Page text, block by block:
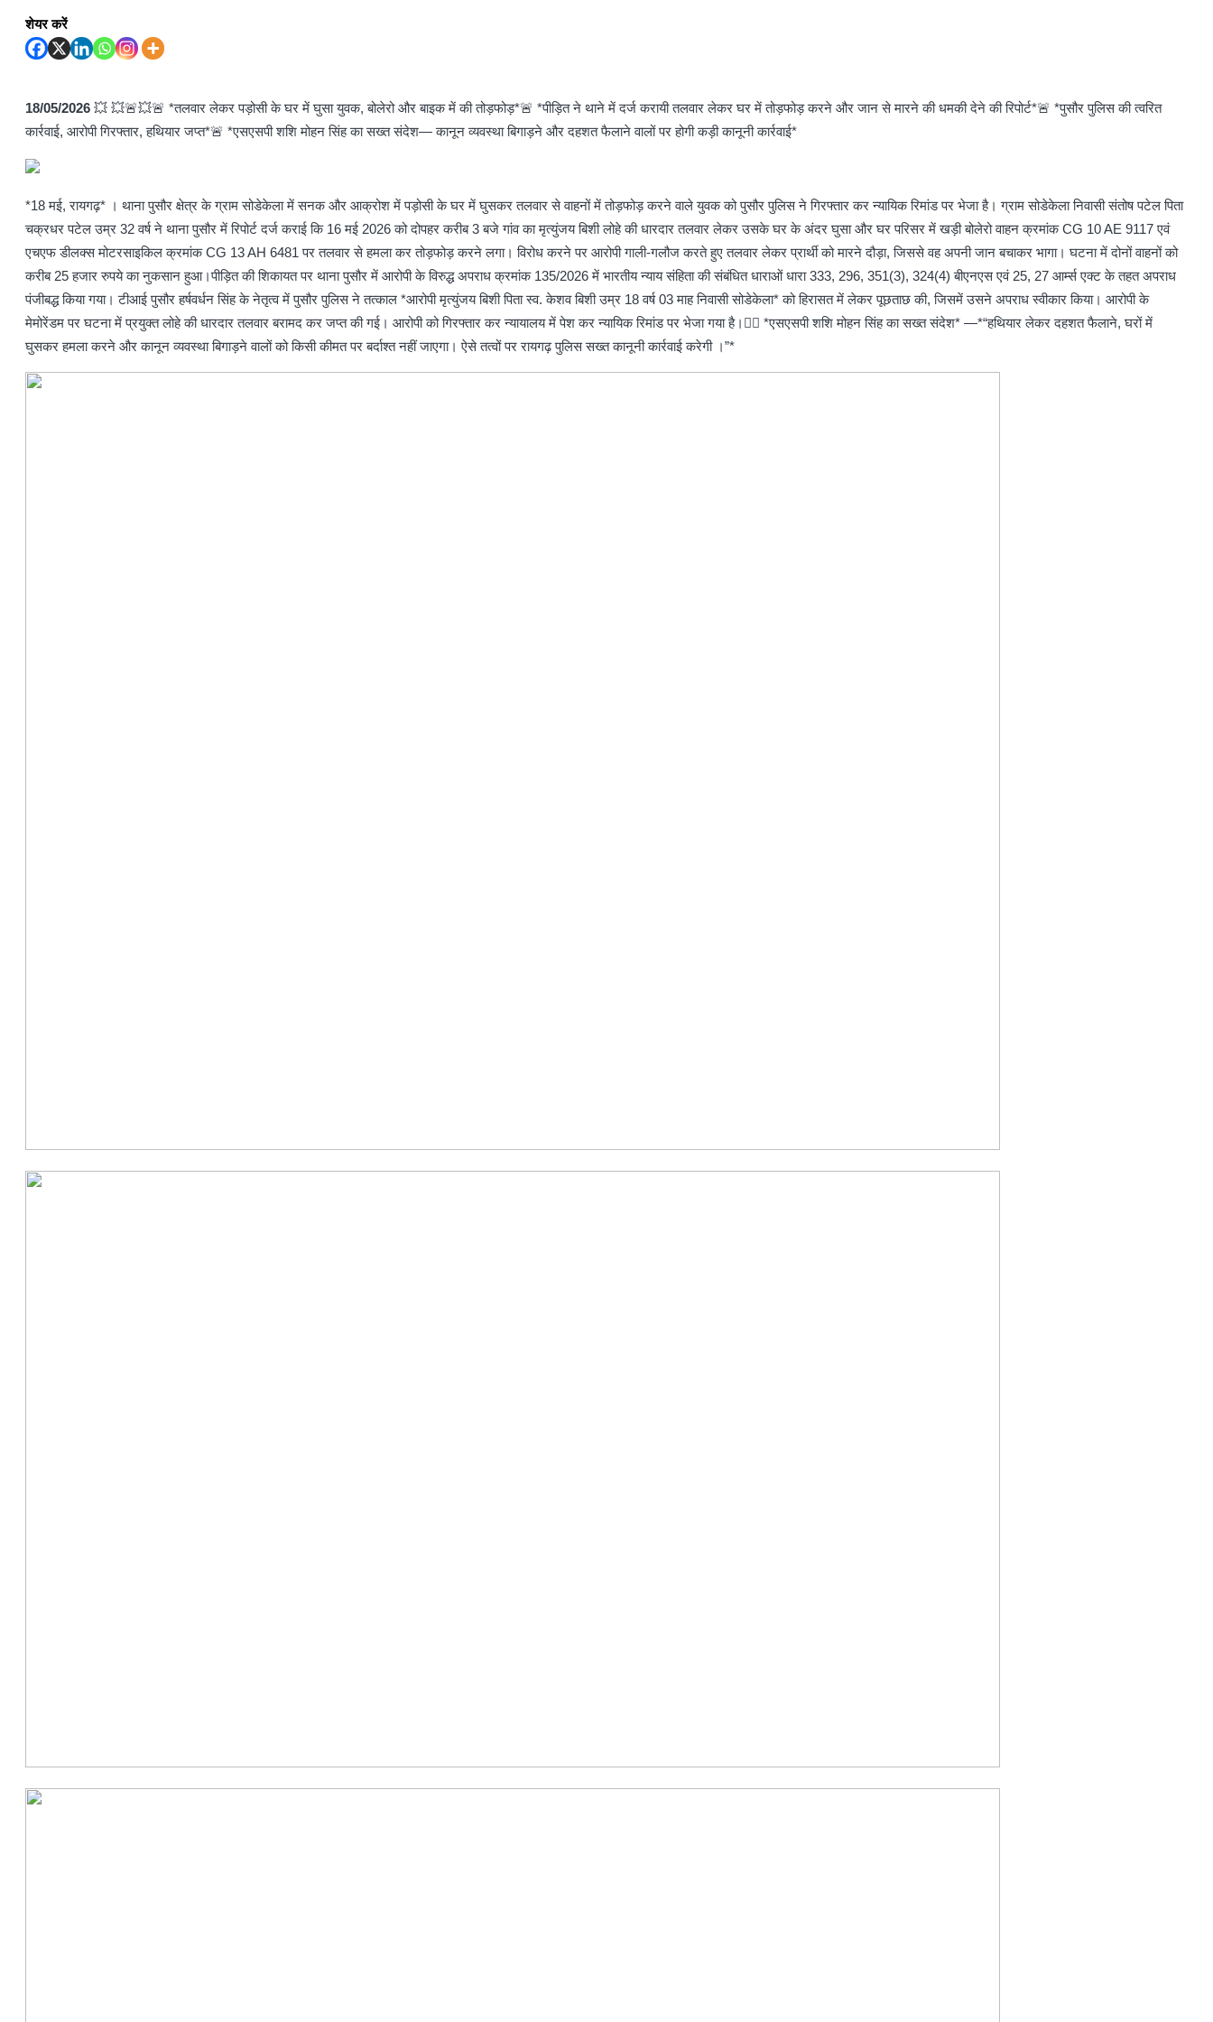
शेयर करें
18/05/2026 💥 💥🚨💥🚨 *तलवार लेकर पड़ोसी के घर में घुसा युवक, बोलेरो और बाइक में की तोड़फोड़*🚨 *पीड़ित ने थाने में दर्ज करायी तलवार लेकर घर में तोड़फोड़ करने और जान से मारने की धमकी देने की रिपोर्ट*🚨 *पुसौर पुलिस की त्वरित
कार्रवाई, आरोपी गिरफ्तार, हथियार जप्त*🚨 *एसएसपी शशि मोहन सिंह का सख्त संदेश— कानून व्यवस्था बिगाड़ने और दहशत फैलाने वालों पर होगी कड़ी कानूनी कार्रवाई*
*18 मई, रायगढ़* । थाना पुसौर क्षेत्र के ग्राम सोडेकेला में सनक और आक्रोश में पड़ोसी के घर में घुसकर तलवार से वाहनों में तोड़फोड़ करने वाले युवक को पुसौर पुलिस ने गिरफ्तार कर न्यायिक रिमांड पर भेजा है। ग्राम सोडेकेला निवासी संतोष पटेल पिता
चक्रधर पटेल उम्र 32 वर्ष ने थाना पुसौर में रिपोर्ट दर्ज कराई कि 16 मई 2026 को दोपहर करीब 3 बजे गांव का मृत्युंजय बिशी लोहे की धारदार तलवार लेकर उसके घर के अंदर घुसा और घर परिसर में खड़ी बोलेरो वाहन क्रमांक CG 10 AE 9117 एवं
एचएफ डीलक्स मोटरसाइकिल क्रमांक CG 13 AH 6481 पर तलवार से हमला कर तोड़फोड़ करने लगा। विरोध करने पर आरोपी गाली-गलौज करते हुए तलवार लेकर प्रार्थी को मारने दौड़ा, जिससे वह अपनी जान बचाकर भागा। घटना में दोनों वाहनों को
करीब 25 हजार रुपये का नुकसान हुआ।पीड़ित की शिकायत पर थाना पुसौर में आरोपी के विरुद्ध अपराध क्रमांक 135/2026 में भारतीय न्याय संहिता की संबंधित धाराओं धारा 333, 296, 351(3), 324(4) बीएनएस एवं 25, 27 आर्म्स एक्ट के तहत अपराध
पंजीबद्ध किया गया। टीआई पुसौर हर्षवर्धन सिंह के नेतृत्व में पुसौर पुलिस ने तत्काल *आरोपी मृत्युंजय बिशी पिता स्व. केशव बिशी उम्र 18 वर्ष 03 माह निवासी सोडेकेला* को हिरासत में लेकर पूछताछ की, जिसमें उसने अपराध स्वीकार किया। आरोपी के
मेमोरेंडम पर घटना में प्रयुक्त लोहे की धारदार तलवार बरामद कर जप्त की गई। आरोपी को गिरफ्तार कर न्यायालय में पेश कर न्यायिक रिमांड पर भेजा गया है।👉🏻 *एसएसपी शशि मोहन सिंह का सख्त संदेश* —*“हथियार लेकर दहशत फैलाने, घरों में
घुसकर हमला करने और कानून व्यवस्था बिगाड़ने वालों को किसी कीमत पर बर्दाश्त नहीं जाएगा। ऐसे तत्वों पर रायगढ़ पुलिस सख्त कानूनी कार्रवाई करेगी ।”*